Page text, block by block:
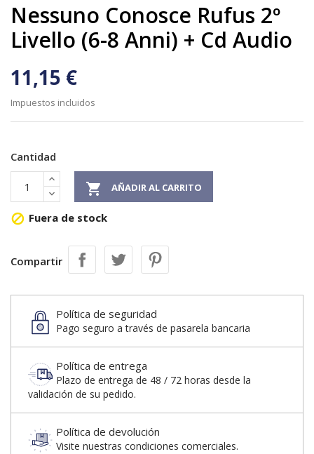
Nessuno Conosce Rufus 2º
Livello (6-8 Anni) + Cd Audio
11,15 €
Impuestos incluidos
Cantidad
 AÑADIR AL CARRITO
 Fuera de stock
Compartir
Política de seguridad
Pago seguro a través de pasarela bancaria
Política de entrega
Plazo de entrega de 48 / 72 horas desde la
validación de su pedido.
Política de devolución
Visite nuestras condiciones comerciales.